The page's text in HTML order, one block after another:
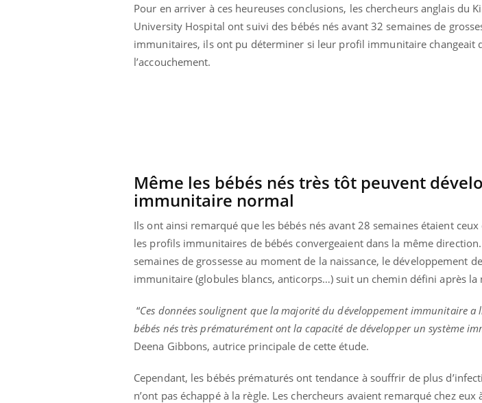
Pour en arriver à ces heureuses conclusions, les chercheurs anglais du
University Hospital ont suivi des bébés nés avant 32 semaines de
immunitaires, ils ont pu déterminer si leur profil immunitaire changeait
l’accouchement.
Même les bébés nés très tôt peuvent
immunitaire normal
Ils ont ainsi remarqué que les bébés nés avant 28 semaines étaient
les profils immunitaires de bébés convergeaient dans la même
semaines de grossesse au moment de la naissance, le développement
immunitaire (globules blancs, anticorps…) suit un chemin défini après la
“Ces données soulignent que la majorité du développement immunitaire a
bébés nés très prématurément ont la capacité de développer un système
Deena Gibbons, autrice principale de cette étude.
Cependant, les bébés prématurés ont tendance à souffrir de plus
n’ont pas échappé à la règle. Les chercheurs avaient remarqué chez
Les médicaments GLP-1
protègent-ils aussi les os
VIH : la fin du
tous les jours se